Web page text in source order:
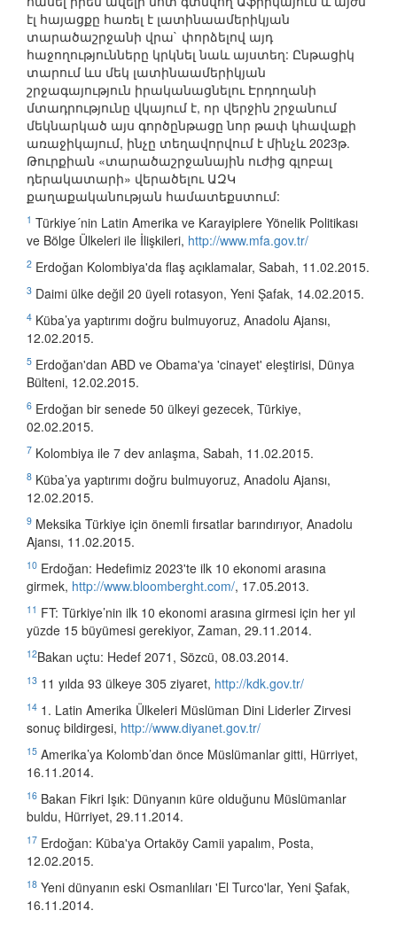
էլ հայացքը հառել է լատինաամերիկյան
տարածաշրջանի վրա` փորձելով այդ
հաջողությունները կրկնել նաև այստեղ: Ընթացիկ
տարում ևս մեկ լատինաամերիկյան
շրջագայություն իրականացնելու Էրդողանի
մտադրությունը վկայում է, որ վերջին շրջանում
մեկնարկած այս գործընթացը նոր թափ կհավաքի
առաջիկայում, ինչը տեղավորվում է մինչև 2023թ.
Թուրքիան «տարածաշրջանային ուժից գլոբալ
դերակատարի» վերածելու ԱԶԿ
քաղաքականության համատեքստում:
1 Türkiye´nin Latin Amerika ve Karayiplere Yönelik Politikası
ve Bölge Ülkeleri ile İlişkileri, http://www.mfa.gov.tr/
2 Erdoğan Kolombiya'da flaş açıklamalar, Sabah, 11.02.2015.
3 Daimi ülke değil 20 üyeli rotasyon, Yeni Şafak, 14.02.2015.
4 Küba’ya yaptırımı doğru bulmuyoruz, Anadolu Ajansı,
12.02.2015.
5 Erdoğan'dan ABD ve Obama'ya 'cinayet' eleştirisi, Dünya
Bülteni, 12.02.2015.
6 Erdoğan bir senede 50 ülkeyi gezecek, Türkiye,
02.02.2015.
7 Kolombiya ile 7 dev anlaşma, Sabah, 11.02.2015.
8 Küba’ya yaptırımı doğru bulmuyoruz, Anadolu Ajansı,
12.02.2015.
9 Meksika Türkiye için önemli fırsatlar barındırıyor, Anadolu
Ajansı, 11.02.2015.
10 Erdoğan: Hedefimiz 2023'te ilk 10 ekonomi arasına
girmek, http://www.bloomberght.com/, 17.05.2013.
11 FT: Türkiye’nin ilk 10 ekonomi arasına girmesi için her yıl
yüzde 15 büyümesi gerekiyor, Zaman, 29.11.2014.
12Bakan uçtu: Hedef 2071, Sözcü, 08.03.2014.
13 11 yılda 93 ülkeye 305 ziyaret, http://kdk.gov.tr/
14 1. Latin Amerika Ülkeleri Müslüman Dini Liderler Zirvesi
sonuç bildirgesi, http://www.diyanet.gov.tr/
15 Amerika’ya Kolomb’dan önce Müslümanlar gitti, Hürriyet‎,
16.11.2014.
16 Bakan Fikri Işık: Dünyanın küre olduğunu Müslümanlar
buldu, Hürriyet, 29.11.2014.
17 Erdoğan: Küba'ya Ortaköy Camii yapalım, Posta,
12.02.2015.
18 Yeni dünyanın eski Osmanlıları 'El Turco'lar, Yeni Şafak,
16.11.2014.